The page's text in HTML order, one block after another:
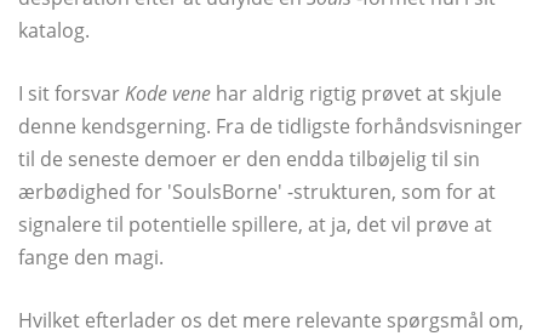
katalog.
I sit forsvarKode vene har aldrig rigtig prøvet at skjule
denne kendsgerning. Fra de tidligste forhåndsvisninger
til de seneste demoer er den endda tilbøjelig til sin
ærbødighed for 'SoulsBorne' -strukturen, som for at
signalere til potentielle spillere, at ja, det vil prøve at
fange den magi.
Hvilket efterlader os det mere relevante spørgsmål om,